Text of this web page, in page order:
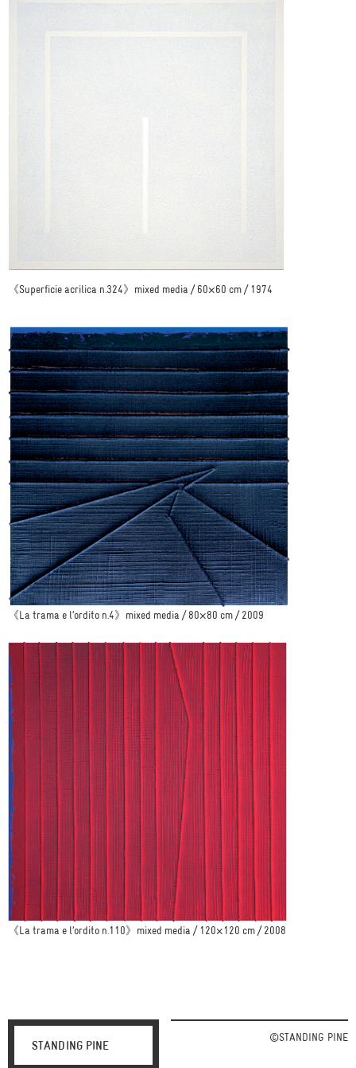
《Superficie acrilica n.324》mixed media / 60×60 cm / 1974
《La trama e l’ordito n.4》mixed media / 80×80 cm / 2009
《La trama e l’ordito n.110》mixed media / 120×120 cm / 2008
STANDING PINE
©STANDING PINE